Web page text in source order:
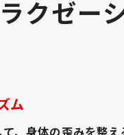
月一整体が生
クゼー
ム
、身体の歪みを整